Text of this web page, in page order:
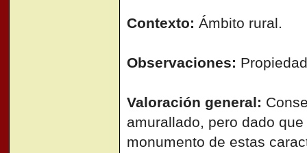
Contexto: Ámbito rural.
Observaciones:
Valoración general:
amurallado, pero dado
monumento de estas